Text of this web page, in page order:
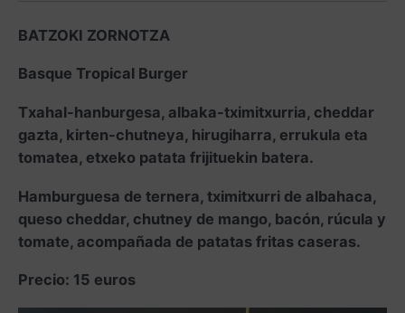
BATZOKI ZORNOTZA
Basque Tropical Burger
Txahal-hanburgesa, albaka-tximitxurria, cheddar
gazta, kirten-chutneya, hirugiharra, errukula eta
tomatea, etxeko patata frijituekin batera.
Hamburguesa de ternera, tximitxurri de albahaca,
queso cheddar, chutney de mango, bacón, rúcula y
tomate, acompañada de patatas fritas caseras.
Precio: 15 euros